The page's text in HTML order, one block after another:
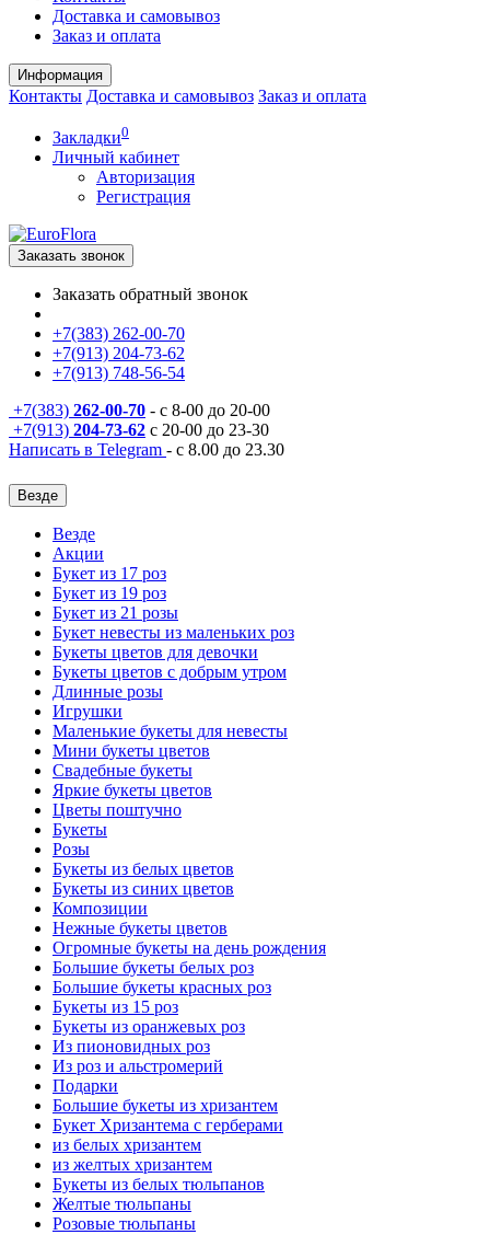
Доставка и самовывоз
Заказ и оплата
Информация
Контакты Доставка и самовывоз Заказ и оплата
Закладки0
Личный кабинет
Авторизация
Регистрация
Заказать звонок
Заказать обратный звонок
+7(383) 262-00-70
+7(913) 204-73-62
+7(913) 748-56-54
+7(383) 262-00-70 - с 8-00 до 20-00
+7(913) 204-73-62 с 20-00 до 23-30
Написать в Telegram - с 8.00 до 23.30
Везде
Везде
Акции
Букет из 17 роз
Букет из 19 роз
Букет из 21 розы
Букет невесты из маленьких роз
Букеты цветов для девочки
Букеты цветов с добрым утром
Длинные розы
Игрушки
Маленькие букеты для невесты
Мини букеты цветов
Свадебные букеты
Яркие букеты цветов
Цветы поштучно
Букеты
Розы
Букеты из белых цветов
Букеты из синих цветов
Композиции
Нежные букеты цветов
Огромные букеты на день рождения
Большие букеты белых роз
Большие букеты красных роз
Букеты из 15 роз
Букеты из оранжевых роз
Из пионовидных роз
Из роз и альстромерий
Подарки
Большие букеты из хризантем
Букет Хризантема с герберами
из белых хризантем
из желтых хризантем
Букеты из белых тюльпанов
Желтые тюльпаны
Розовые тюльпаны